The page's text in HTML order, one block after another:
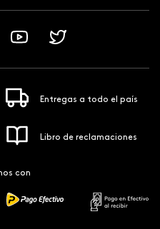
Entregas a todo el país
Libro de reclamaciones
con